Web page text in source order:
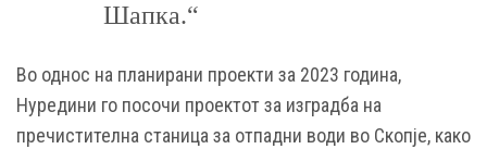
Шапка.“
Во однос на планирани проекти за 2023 година,
Нуредини го посочи проектот за изградба на
пречистителна станица за отпадни води во Скопје, како